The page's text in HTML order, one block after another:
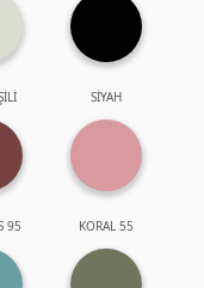
SİYAH
95 KORAL 55